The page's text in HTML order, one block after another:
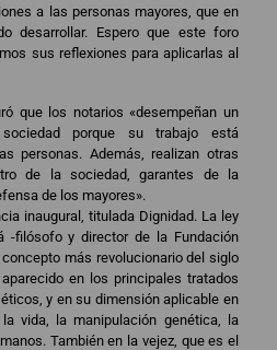
a las personas mayores, que en
desarrollar. Espero que este foro
sus reflexiones para aplicarlas al
que los notarios «desempeñan un
porque su trabajo está
personas. Además, realizan otras
de la sociedad, garantes de la
de los mayores».
inaugural, titulada Dignidad. La ley
-filósofo y director de la Fundación
más revolucionario del siglo
en los principales tratados
y en su dimensión aplicable en
vida, la manipulación genética, la
También en la vejez, que es el